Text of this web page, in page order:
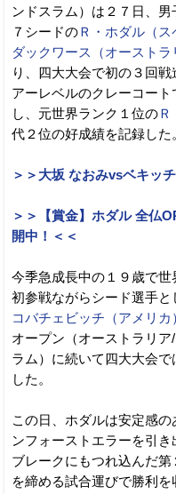
ンドスラム）は２７日、
７シードのＲ・ホダル（ス
ダックワース（オーストラ
り、四大大会で初の３回
アーレベルのクレーコー
し、元世界ランク１位のＲ
代２位の好成績を記録した
＞＞大坂 なおみvsベキッ
＞＞【賞金】ホダル 全仏
開中！＜＜
今季急成長中の１９歳で
初参戦ながらシード選手
コバチェビッチ（アメリカ
オープン（オーストラリ
ラム）に続いて四大大会
した。
この日、ホダルは安定感
ンフォーストエラーを引
ブレークにもつれ込んだ
を締める試合運びで勝利